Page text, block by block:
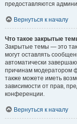
предоставляются
Вернуться к началу
Что такое закрытые
Закрытые темы — это
могут оставлять
автоматически
причинам модератором
также можете иметь
зависимости от прав,
конференции.
Вернуться к началу